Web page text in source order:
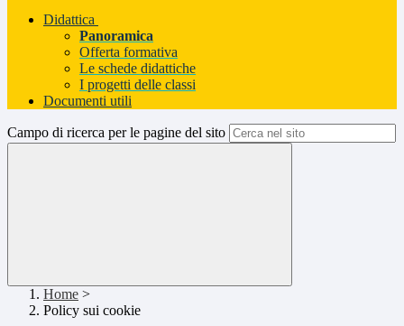
Didattica
Panoramica
Offerta formativa
Le schede didattiche
I progetti delle classi
Documenti utili
Campo di ricerca per le pagine del sito
Home >
Policy sui cookie